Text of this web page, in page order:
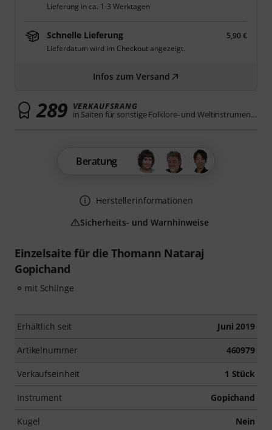
Einzelsaite für die Thomann Nataraj
Gopichand
mit Schlinge
Erhältlich seit Juni 2019
Artikelnummer 460979
Verkaufseinheit 1 Stück
Instrument Gopichand
Kugel Nein
Lieferung in ca. 1-3 Werktagen
Schnelle Lieferung
5,90 €
Lieferdatum wird im Checkout angezeigt.
Infos zum Versand
289 VERKAUFSRANG
in Saiten für sonstige Folklore- und Weltinstrumente
Beratung
Herstellerinformationen
Sicherheits- und Warnhinweise